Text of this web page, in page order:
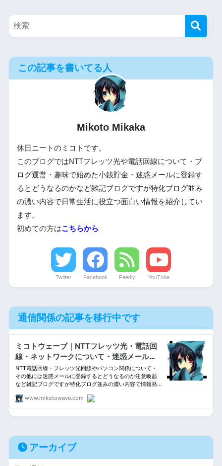
この記事を書いてる人
Mikoto Mikaka
休日ニートのミコトです。
このブログではNTTフレッツ光や電話回線について・ブ
ログ運営・趣味で始めた小銭貯金・迷惑メールに登録す
るとどうなるのかなど雑記ブログですが特化ブログ並み
の濃い内容で日常生活に役立つ面白い情報を紹介してい
ます。
初めての方はこちらから
Twitter Facebook Feedly YouTube
通信関係の記事を移行中です
アーカイブ